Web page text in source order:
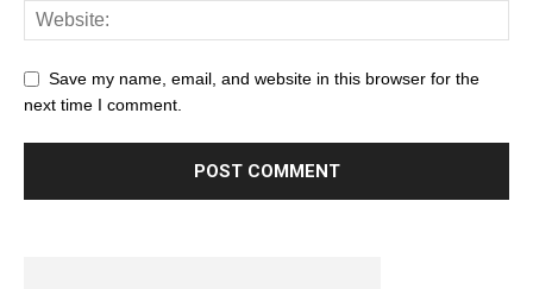
Save my name, email, and website in this browser for the
next time I comment.